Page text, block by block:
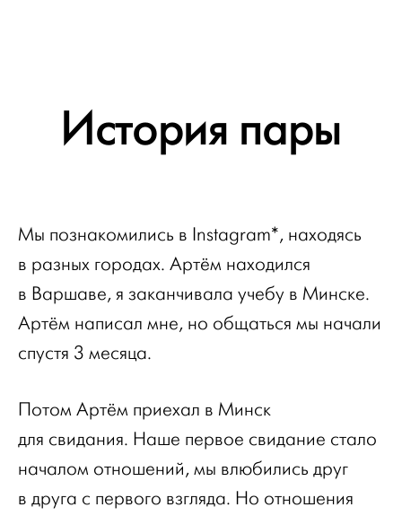
История пары
Мы познакомились в Instagram*, находясь
в разных городах. Артём находился
в Варшаве, я заканчивала учебу в Минске.
Артём написал мне, но общаться мы начали
спустя 3 месяца.
Потом Артём приехал в Минск
для свидания. Наше первое свидание стало
началом отношений, мы влюбились друг
в друга с первого взгляда. Но отношения